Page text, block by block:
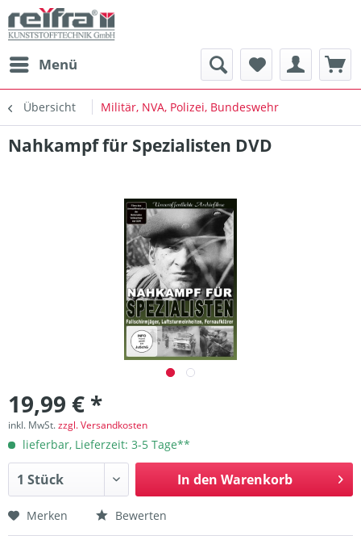
Menü
Übersicht Militär, NVA, Polizei, Bundeswehr
Nahkampf für Spezialisten DVD
19,99 € *
inkl. MwSt.zzgl. Versandkosten
lieferbar, Lieferzeit: 3-5 Tage**
In den Warenkorb
Merken Bewerten